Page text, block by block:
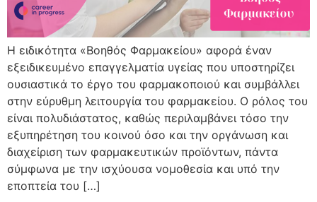
Η ειδικότητα «Βοηθός Φαρμακείου» αφορά έναν
εξειδικευμένο επαγγελματία υγείας που υποστηρίζει
ουσιαστικά το έργο του φαρμακοποιού και συμβάλλει
στην εύρυθμη λειτουργία του φαρμακείου. Ο ρόλος του
είναι πολυδιάστατος, καθώς περιλαμβάνει τόσο την
εξυπηρέτηση του κοινού όσο και την οργάνωση και
διαχείριση των φαρμακευτικών προϊόντων, πάντα
σύμφωνα με την ισχύουσα νομοθεσία και υπό την
εποπτεία του […]